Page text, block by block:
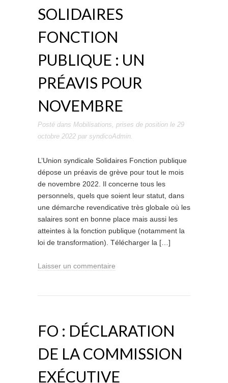
SOLIDAIRES
FONCTION
PUBLIQUE : UN
PRÉAVIS POUR
NOVEMBRE
Posté dans Mobilisations, prises de position le 29
octobre 2022 par syndicoAdmin.
L’Union syndicale Solidaires Fonction publique
dépose un préavis de grève pour tout le mois
de novembre 2022. Il concerne tous les
personnels, quels que soient leur statut, dans
une démarche revendicative très globale où les
salaires sont en bonne place mais aussi les
atteintes à la fonction publique (notamment la
loi de transformation). Télécharger la […]
Laisser un commentaire
FO : DÉCLARATION
DE LA COMMISSION
EXÉCUTIVE